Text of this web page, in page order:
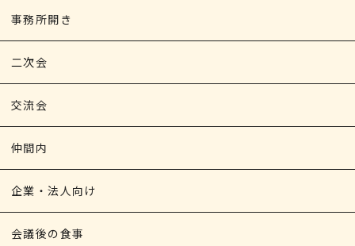
事務所開き
二次会
交流会
仲間内
企業・法人向け
会議後の食事